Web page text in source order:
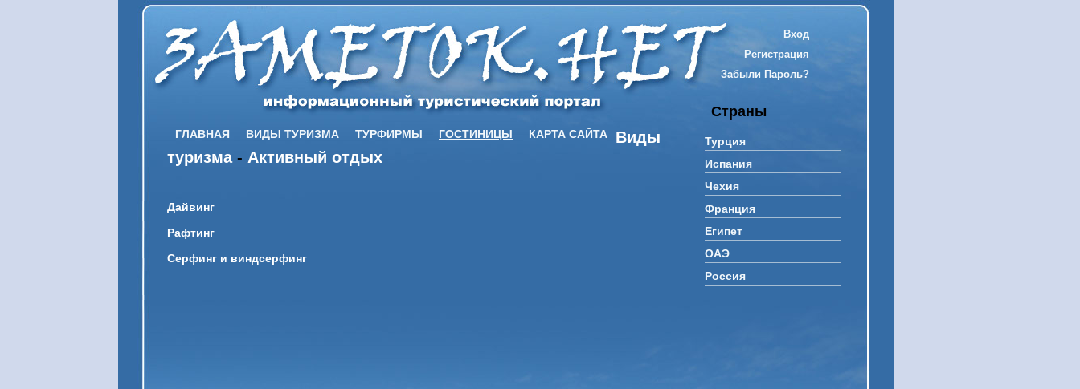
Вход
Регистрация
Забыли Пароль?
ГЛАВНАЯ ВИДЫ ТУРИЗМА ТУРФИРМЫ ГОСТИНИЦЫ КАРТА САЙТА
Виды
туризма- Активный отдых
Дайвинг
Рафтинг
Серфинг и виндсерфинг
Страны
Турция
Испания
Чехия
Франция
Египет
ОАЭ
Россия